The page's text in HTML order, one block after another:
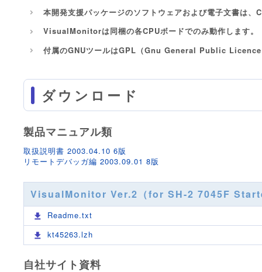
本開発支援パッケージのソフトウェアおよび電子文書は、
VisualMonitorは同梱の各CPUボードでのみ動作します。
付属のGNUツールはGPL（Gnu General Public Licence
ダウンロード
製品マニュアル類
取扱説明書 2003.04.10 6版
リモートデバッガ編 2003.09.01 8版
VisualMonitor Ver.2（for SH-2 7045F
Readme.txt
kt45263.lzh
自社サイト資料